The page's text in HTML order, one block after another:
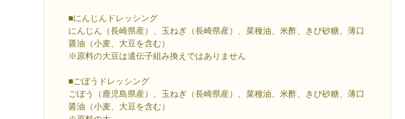
■にんじんドレッシング
にんじん（長崎県産）、玉ねぎ（長崎県産）、菜種油、米酢、きび砂糖、薄口
醤油（小麦、大豆を含む）
※原料の大豆は遺伝子組み換えではありません
■ごぼうドレッシング
ごぼう（鹿児島県産）、玉ねぎ（長崎県産）、菜種油、米酢、きび砂糖、薄口
醤油（小麦、大豆を含む）